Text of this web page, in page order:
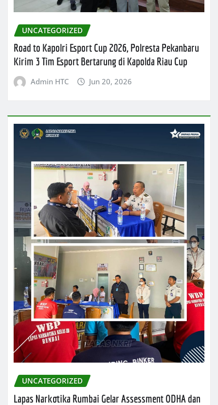
UNCATEGORIZED
Road to Kapolri Esport Cup 2026, Polresta Pekanbaru
Kirim 3 Tim Esport Bertarung di Kapolda Riau Cup
Admin HTC Jun 20, 2026
UNCATEGORIZED
Lapas Narkotika Rumbai Gelar Assessment ODHA dan